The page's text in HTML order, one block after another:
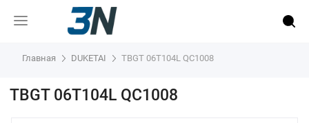
Главная DUKETAI TBGT 06T104L QC1008
TBGT 06T104L QC1008